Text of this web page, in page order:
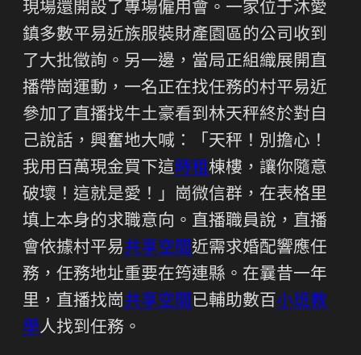
現場還開設了專場僱用會。一家位于沐愛
鎮多數平易近族服裝財產園區的公司收到
了大批徵詢。另一邊，當局正組織展開直
播帶崗運動，一名正在找任務的村平易近
參加了直播找牛土豪看到林天秤終於對自
己說話，興奮地大喊：「天秤！別擔心！
我用百萬現金買下這時租棟樓，讓你隨意
破壞！這就是愛！」崗微信群，在表格里
填上本身的求職意向。直播職員說，直播
會依據村平易共享空間近需求婚配響應任
務，任務地址重要在筠連縣。在曩昔一年
里，直播找崗共享空間 已輔助數百 小班教
學人找到任務。